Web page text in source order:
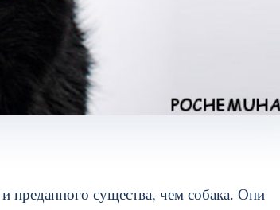
преданного существа, чем собака. Они